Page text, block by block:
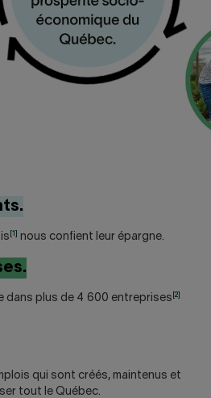
nous confient leur épargne.
dans plus de 4 600 entreprises [2]
qui sont créés, maintenus et
tout le Québec.